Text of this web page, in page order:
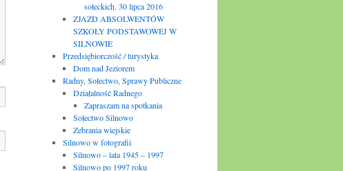
sołeckich. 30 lipca 2016
ZJAZD ABSOLWENTÓW
SZKOŁY PODSTAWOWEJ W
SILNOWIE
Przedsiębiorczość / turystyka
Dom nad Jeziorem
Radny, Sołectwo, Sprawy Publiczne
Działalność Radnego
Zapraszam na spotkania
Sołectwo Silnowo
Zebrania wiejskie
Silnowo w fotografii
Silnowo – lata 1945 – 1997
Silnowo po 1997 roku